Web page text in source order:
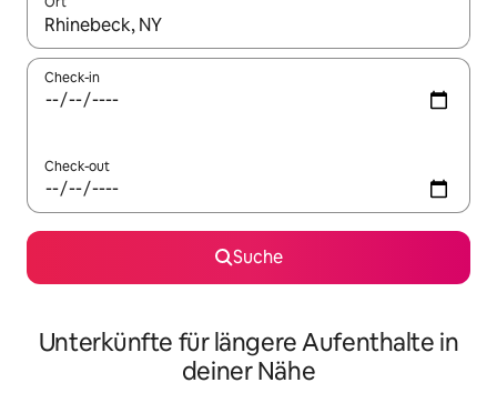
Wenn Ergebnisse verfügbar sind, navigiere mit den
Check-in
Check-out
Suche
Unterkünfte für längere Aufenthalte in
deiner Nähe